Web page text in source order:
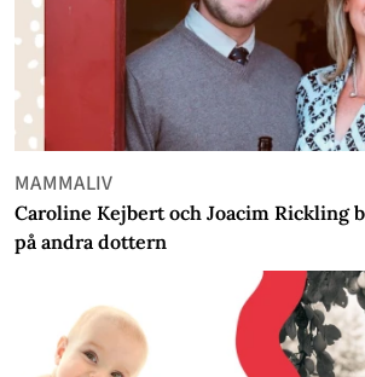
MAMMALIV
Caroline Kejbert och Joacim Rickling
på andra dottern